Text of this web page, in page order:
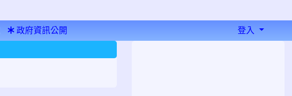
政府資訊公開 登入